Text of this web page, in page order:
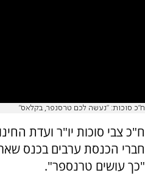
ח"כ סוכות: "נעשה לכם טרסנפר, בקלאס"
ח"כ צבי סוכות יו"ר ועדת
חברי הכנסת ערבים בכנס
"כך עושים טרנספר".